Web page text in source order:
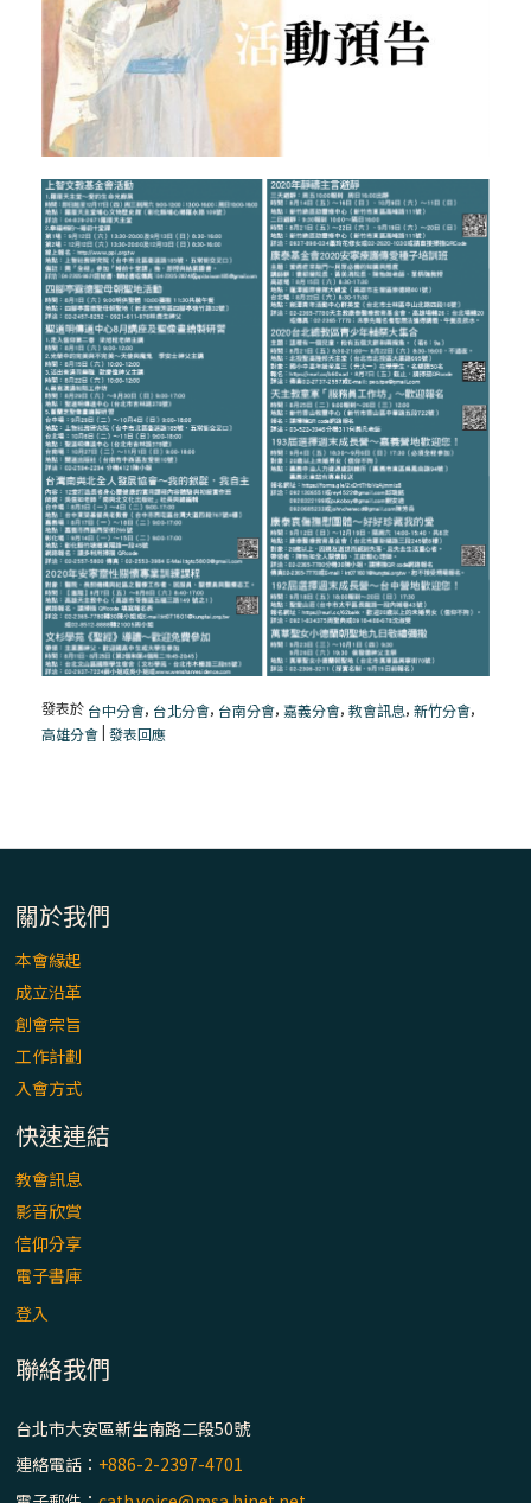
發表於 台中分會, 台北分會, 台南分會, 嘉義分會,教會訊息,新竹分會,
高雄分會|發表回應
關於我們
本會緣起
成立沿革
創會宗旨
工作計劃
入會方式
快速連結
教會訊息
影音欣賞
信仰分享
電子書庫
登入
聯絡我們
台北市大安區新生南路二段50號
連絡電話： +886-2-2397-4701